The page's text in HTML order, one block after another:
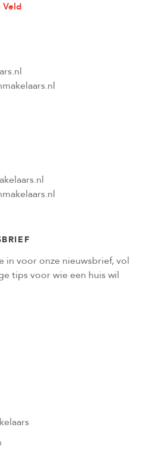
Veld
in voor onze nieuwsbrief, vol
tips voor wie een huis wil